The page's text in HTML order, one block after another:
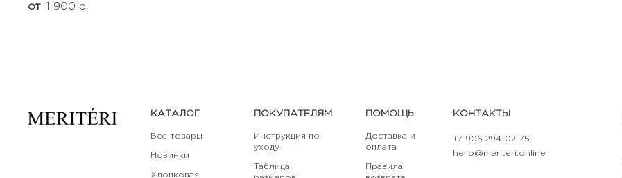
от 1 900 р.
КАТАЛОГ
Все товары
Новинки
Хлопковая
ПОКУПАТЕЛЯМ
Инструкция по
уходу
Таблица
ПОМОЩЬ
Доставка и
оплата
Правила
КОНТАКТЫ
+7 906 294-07-75
hello@meriteri.online